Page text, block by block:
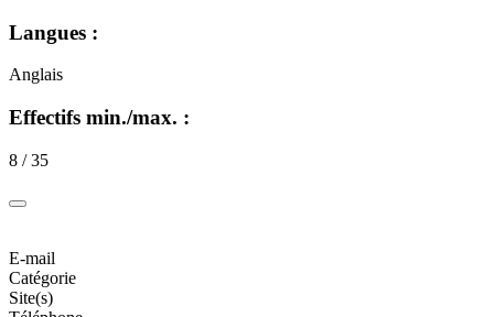
Langues :
Anglais
Effectifs min./max. :
8 / 35
E-mail
Catégorie
Site(s)